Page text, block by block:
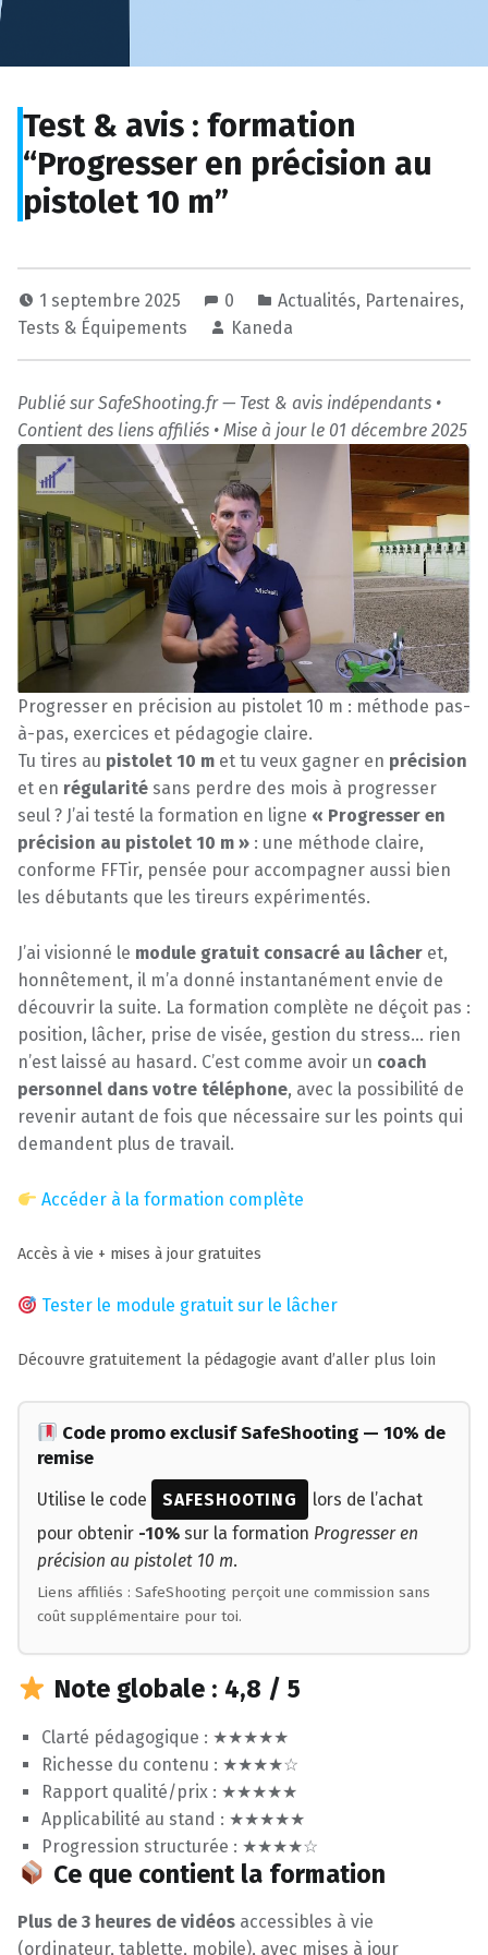
Test & avis : formation
“Progresser en précision au
pistolet 10 m”
1 septembre 2025 0 Actualités, Partenaires,
Tests & Équipements
Kaneda
Publié sur SafeShooting.fr — Test & avis indépendants •
Contient des liens affiliés • Mise à jour le 01 décembre 2025
Progresser en précision au pistolet 10 m : méthode pas-
à-pas, exercices et pédagogie claire.
Tu tires au pistolet 10 m et tu veux gagner en précision
et en régularité sans perdre des mois à progresser
seul ? J’ai testé la formation en ligne « Progresser en
précision au pistolet 10 m » : une méthode claire,
conforme FFTir, pensée pour accompagner aussi bien
les débutants que les tireurs expérimentés.
J’ai visionné le module gratuit consacré au lâcher et,
honnêtement, il m’a donné instantanément envie de
découvrir la suite. La formation complète ne déçoit pas :
position, lâcher, prise de visée, gestion du stress… rien
n’est laissé au hasard. C’est comme avoir un coach
personnel dans votre téléphone, avec la possibilité de
revenir autant de fois que nécessaire sur les points qui
demandent plus de travail.
Accéder à la formation complète
Accès à vie + mises à jour gratuites
Tester le module gratuit sur le lâcher
Découvre gratuitement la pédagogie avant d’aller plus loin
Code promo exclusif SafeShooting — 10% de
remise
Utilise le code SAFESHOOTING
lors de l’achat
pour obtenir -10% sur la formation Progresser en
précision au pistolet 10 m.
Liens affiliés : SafeShooting perçoit une commission sans
coût supplémentaire pour toi.
Note globale : 4,8 / 5
Clarté pédagogique : ★★★★★
Richesse du contenu : ★★★★☆
Rapport qualité/prix : ★★★★★
Applicabilité au stand : ★★★★★
Progression structurée : ★★★★☆
Ce que contient la formation
Plus de 3 heures de vidéos accessibles à vie
(ordinateur, tablette, mobile), avec mises à jour